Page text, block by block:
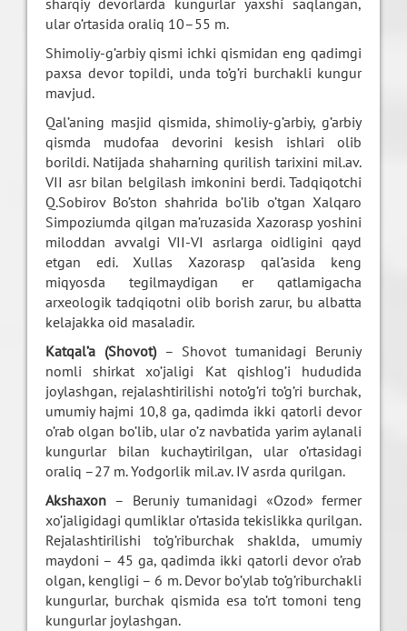
sharqiy devorlarda kungurlar yaxshi saqlangan,
ular o’rtasida oraliq 10–55 m.
Shimoliy-g’arbiy qismi ichki qismidan eng qadimgi
paxsa devor topildi, unda to’g’ri burchakli kungur
mavjud.
Qal’aning masjid qismida, shimoliy-g’arbiy, g’arbiy
qismda mudofaa devorini kesish ishlari olib
borildi. Natijada shaharning qurilish tarixini mil.av.
VII asr bilan belgilash imkonini berdi. Tadqiqotchi
Q.Sobirov Bo’ston shahrida bo’lib o’tgan Xalqaro
Simpoziumda qilgan ma’ruzasida Xazorasp yoshini
miloddan avvalgi VII-VI asrlarga oidligini qayd
etgan edi. Xullas Xazorasp qal’asida keng
miqyosda tegilmaydigan er qatlamigacha
arxeologik tadqiqotni olib borish zarur, bu albatta
kelajakka oid masaladir.
Katqal’a (Shovot)– Shovot tumanidagi Beruniy
nomli shirkat xo’jaligi Kat qishlog’i hududida
joylashgan, rejalashtirilishi noto’g’ri to’g’ri burchak,
umumiy hajmi 10,8 ga, qadimda ikki qatorli devor
o’rab olgan bo’lib, ular o’z navbatida yarim aylanali
kungurlar bilan kuchaytirilgan, ular o’rtasidagi
oraliq –27 m. Yodgorlik mil.av. IV asrda qurilgan.
Akshaxon – Beruniy tumanidagi «Ozod» fermer
xo’jaligidagi qumliklar o’rtasida tekislikka qurilgan.
Rejalashtirilishi to’g’riburchak shaklda, umumiy
maydoni – 45 ga, qadimda ikki qatorli devor o’rab
olgan, kengligi – 6 m. Devor bo’ylab to’g’riburchakli
kungurlar, burchak qismida esa to’rt tomoni teng
kungurlar joylashgan.